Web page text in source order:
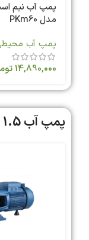
پمپ آب نیم
مدل PKm60
پمپ آب
14,890,000
پمپ آب 1.5 اسب بخار چینی و ایتالیایی